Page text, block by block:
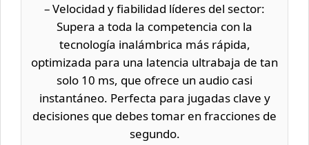
– Velocidad y fiabilidad líderes del sector:
Supera a toda la competencia con la
tecnología inalámbrica más rápida,
optimizada para una latencia ultrabaja de tan
solo 10 ms, que ofrece un audio casi
instantáneo. Perfecta para jugadas clave y
decisiones que debes tomar en fracciones de
segundo.